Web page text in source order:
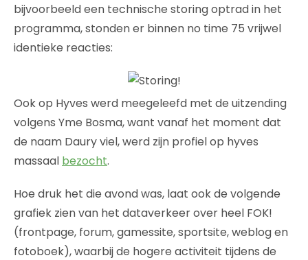
bijvoorbeeld een technische storing optrad in het
programma, stonden er binnen no time 75 vrijwel
identieke reacties:
Ook op Hyves werd meegeleefd met de uitzending
volgens Yme Bosma, want vanaf het moment dat
de naam Daury viel, werd zijn profiel op hyves
massaal bezocht.
Hoe druk het die avond was, laat ook de volgende
grafiek zien van het dataverkeer over heel FOK!
(frontpage, forum, gamessite, sportsite, weblog en
fotoboek), waarbij de hogere activiteit tijdens de